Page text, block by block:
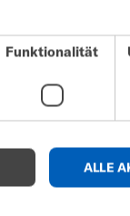
Funktionalität
ALLE